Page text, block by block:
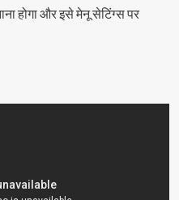
होगा और इसे मेनू सेटिंग्स पर